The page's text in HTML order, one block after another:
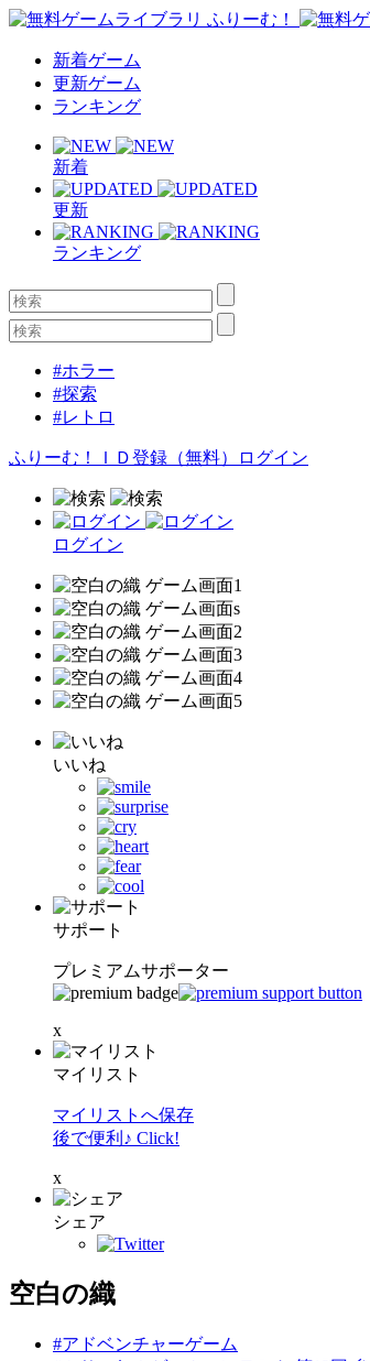
新着ゲーム
更新ゲーム
ランキング
新着
更新
ランキング
#ホラー
#探索
#レトロ
ふりーむ！ＩＤ登録（無料） ログイン
ログイン
いいね
サポート
プレミアムサポーター
x
マイリスト
マイリストへ保存
後で便利♪ Click!
x
シェア
空白の織
#アドベンチャーゲーム